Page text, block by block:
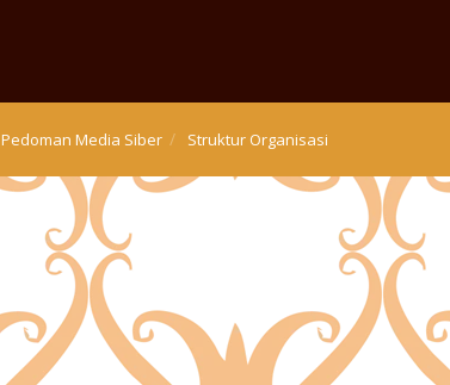
Pedoman Media Siber Struktur Organisasi